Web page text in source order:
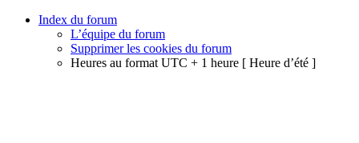
Index du forum
L’équipe du forum
Supprimer les cookies du forum
Heures au format UTC + 1 heure [ Heure d’été ]